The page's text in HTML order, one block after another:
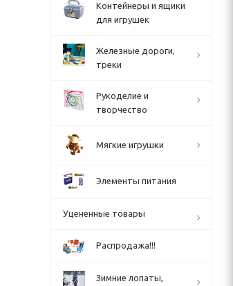
Контейнеры и ящики
для игрушек
Железные дороги,
треки
Рукоделие и
творчество
Мягкие игрушки
Элементы питания
Уцененные товары
Распродажа!!!
Зимние лопаты,